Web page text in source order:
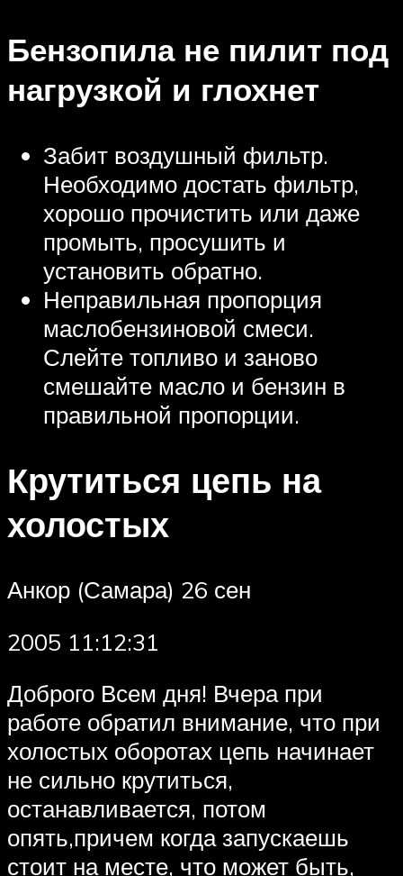
Бензопила не пилит под
нагрузкой и глохнет
Забит воздушный фильтр.
Необходимо достать фильтр,
хорошо прочистить или даже
промыть, просушить и
установить обратно.
Неправильная пропорция
маслобензиновой смеси.
Слейте топливо и заново
смешайте масло и бензин в
правильной пропорции.
Крутиться цепь на
холостых
Анкор (Самара) 26 сен
2005 11:12:31
Доброго Всем дня! Вчера при
работе обратил внимание, что при
холостых оборотах цепь начинает
не сильно крутиться,
останавливается, потом
опять,причем когда запускаешь
стоит на месте, что может быть,